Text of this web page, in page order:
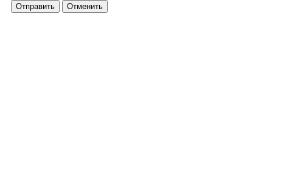
Отправить Отменить